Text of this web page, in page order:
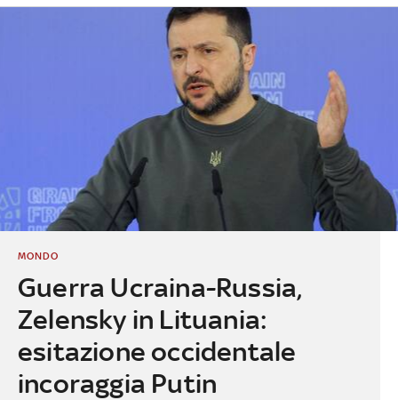
Guerra Ucraina-Russia,
Zelensky in Lituania:
esitazione occidentale
incoraggia Putin
MONDO